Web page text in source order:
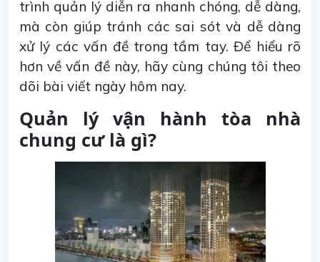
trình quản lý diễn ra nhanh chóng, dễ dàng,
mà còn giúp tránh các sai sót và dễ dàng
xử lý các vấn đề trong tầm tay. Để hiểu rõ
hơn về vấn đề này, hãy cùng chúng tôi theo
dõi bài viết ngày hôm nay.
Quản lý vận hành tòa nhà
chung cư là gì?